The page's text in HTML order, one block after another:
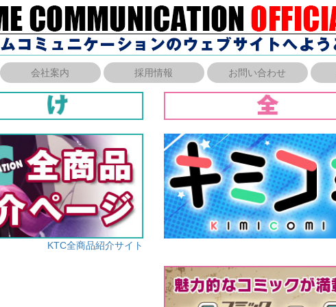
会社案内 採用情報 お問い合わせ
KTC全商品紹介サイト